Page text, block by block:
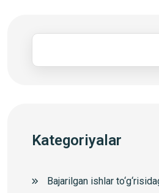
Kategoriyalar
Bajarilgan ishlar